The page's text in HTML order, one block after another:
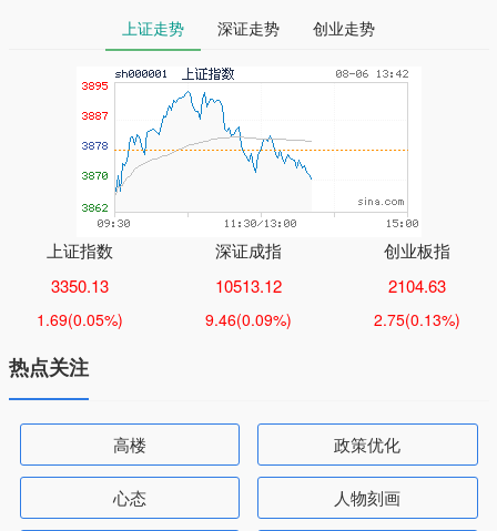
上证走势 深证走势 创业走势
上证指数
3350.13
1.69(0.05%)
深证成指
10513.12
9.46(0.09%)
创业板指
2104.63
2.75(0.13%)
热点关注
高楼 政策优化
心态 人物刻画